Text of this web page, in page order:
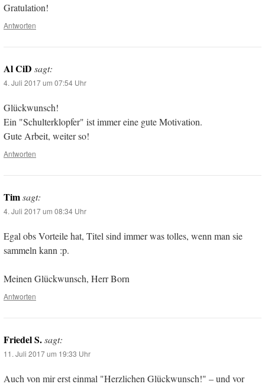
Gratulation!
Antworten
Al CiD sagt:
4. Juli 2017 um 07:54 Uhr
Glückwunsch!
Ein "Schulterklopfer" ist immer eine gute Motivation.
Gute Arbeit, weiter so!
Antworten
Timsagt:
4. Juli 2017 um 08:34 Uhr
Egal obs Vorteile hat, Titel sind immer was tolles, wenn man sie
sammeln kann :p.
Meinen Glückwunsch, Herr Born
Antworten
Friedel S.sagt:
11. Juli 2017 um 19:33 Uhr
Auch von mir erst einmal "Herzlichen Glückwunsch!" – und vor